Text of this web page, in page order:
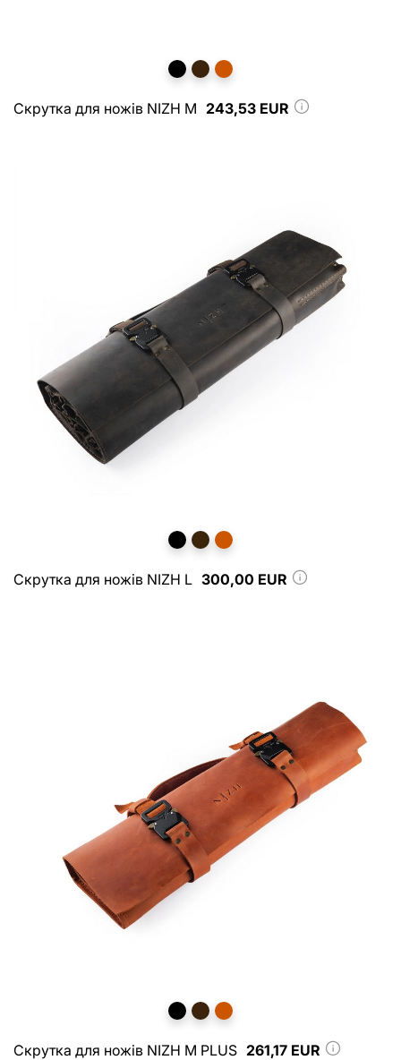
Скрутка для ножів NIZH M 243,53 EUR
Скрутка для ножів NIZH L 300,00 EUR
Скрутка для ножів NIZH M PLUS 261,17 EUR